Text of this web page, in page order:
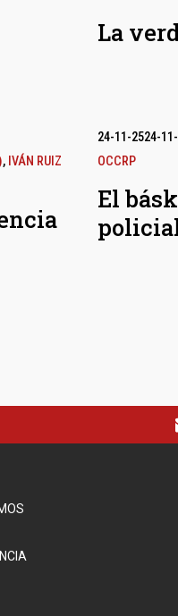
La
, IVÁN RUIZ
24-11-2524-
OCCRP
El